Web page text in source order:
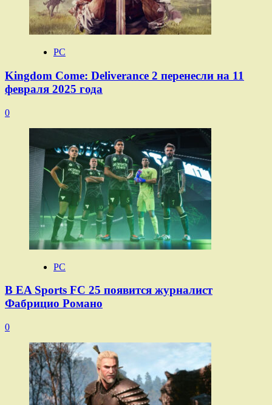
PC
Kingdom Come: Deliverance 2 перенесли на 11
февраля 2025 года
0
PC
В EA Sports FC 25 появится журналист
Фабрицио Романо
0